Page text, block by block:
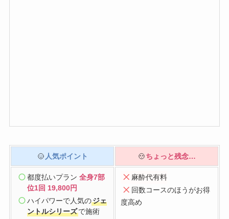
人気ポイント ちょっと残念…
都度払いプラン全身7部
位1回 19,800円
ハイパワーで人気のジェ
ントルシリーズで施術
麻酔代有料
回数コースのほうがお得
度高め